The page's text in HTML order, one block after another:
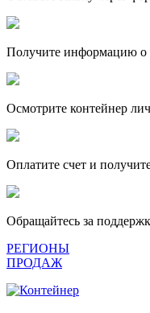
Получите информацию о
Осмотрите контейнер
Оплатите счет и
Обращайтесь за
РЕГИОНЫ
ПРОДАЖ